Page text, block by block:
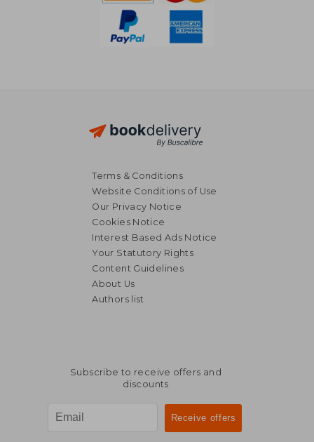
63,22 €
Terms & Conditions
Website Conditions of Use
Our Privacy Notice
Cookies Notice
Interest Based Ads Notice
Your Statutory Rights
Content Guidelines
About Us
Authors list
Subscribe to receive offers and
discounts